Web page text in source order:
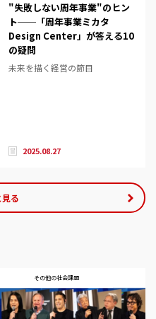
"失敗しない周年事業"のヒン
ト──「周年事業ミカタ
Design Center」が答える10
の疑問
未来を描く経営の節目
2025.08.27
る
その他の社会課題